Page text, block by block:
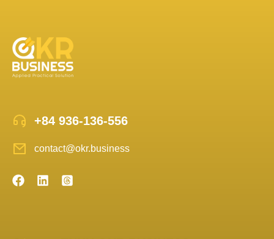
+84 936-136-556
contact@okr.business